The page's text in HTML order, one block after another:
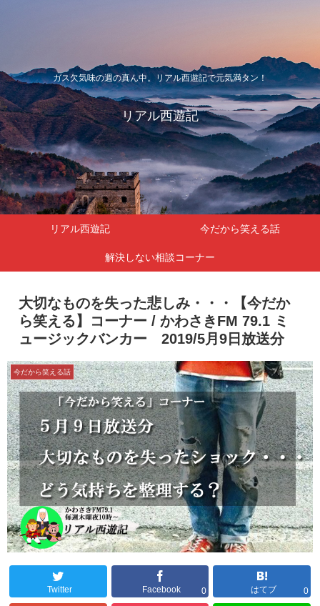
ガス欠気味の週の真ん中。リアル西遊記で元気満タン！
リアル西遊記
リアル西遊記 今だから笑える話
解決しない相談コーナー
大切なものを失った悲しみ・・・【今だか
ら笑える】コーナー / かわさきFM 79.1 ミ
ュージックバンカー 2019/5月9日放送分
今だから笑える話
Twitter Facebook 0 はてブ 0